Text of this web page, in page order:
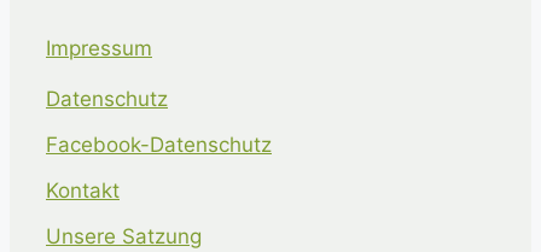
Impressum
Datenschutz
Facebook-Datenschutz
Kontakt
Unsere Satzung